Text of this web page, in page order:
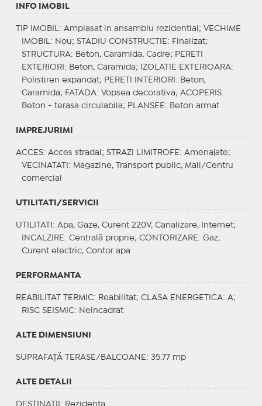
INFO IMOBIL
TIP IMOBIL : Amplasat in ansamblu rezidential; VECHIME
IMOBIL : Nou; STADIU CONSTRUCTIE : Finalizat;
STRUCTURA: Beton, Caramida, Cadre; PERETI
EXTERIORI : Beton, Caramida; IZOLATIE EXTERIOARA:
Polistiren expandat; PERETI INTERIORI : Beton,
Caramida; FATADA: Vopsea decorativa; ACOPERIS:
Beton - terasa circulabila; PLANSEE : Beton armat
IMPREJURIMI
ACCES: Acces stradal; STRAZI LIMITROFE : Amenajate;
VECINATATI : Magazine, Transport public, Mall/Centru
comercial
UTILITATI/SERVICII
UTILITATI : Apa, Gaze, Curent 220V, Canalizare, Internet;
INCALZIRE : Centrală proprie; CONTORIZARE : Gaz,
Curent electric, Contor apa
PERFORMANTA
REABILITAT TERMIC: Reabilitat; CLASA ENERGETICA: A;
RISC SEISMIC: Neincadrat
ALTE DIMENSIUNI
SUPRAFAȚĂ TERASE/BALCOANE: 35.77 mp
ALTE DETALII
DESTINATII : Rezidenta